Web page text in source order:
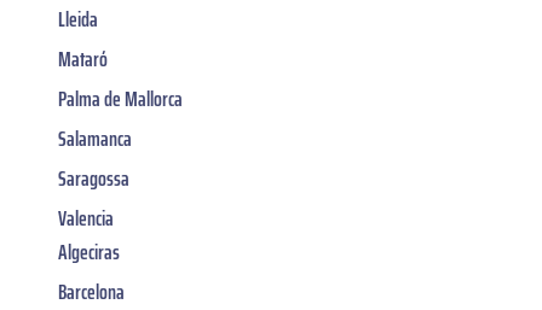
Lleida
Mataró
Palma de Mallorca
Salamanca
Saragossa
Valencia
Algeciras
Barcelona